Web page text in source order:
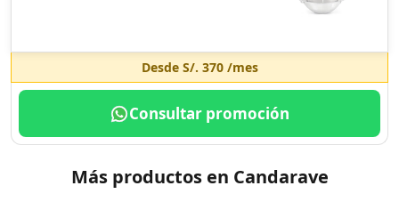
Desde S/. 370/mes
Consultar promoción
Más productos en Candarave